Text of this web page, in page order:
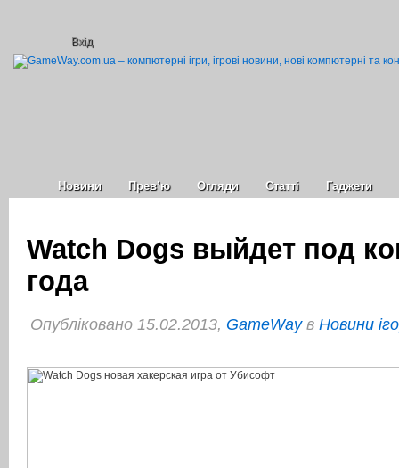
Вхід
Новини Прев’ю Огляди Статті Гаджети
Watch Dogs выйдет под
года
Опубліковано 15.02.2013, GameWayв Новини